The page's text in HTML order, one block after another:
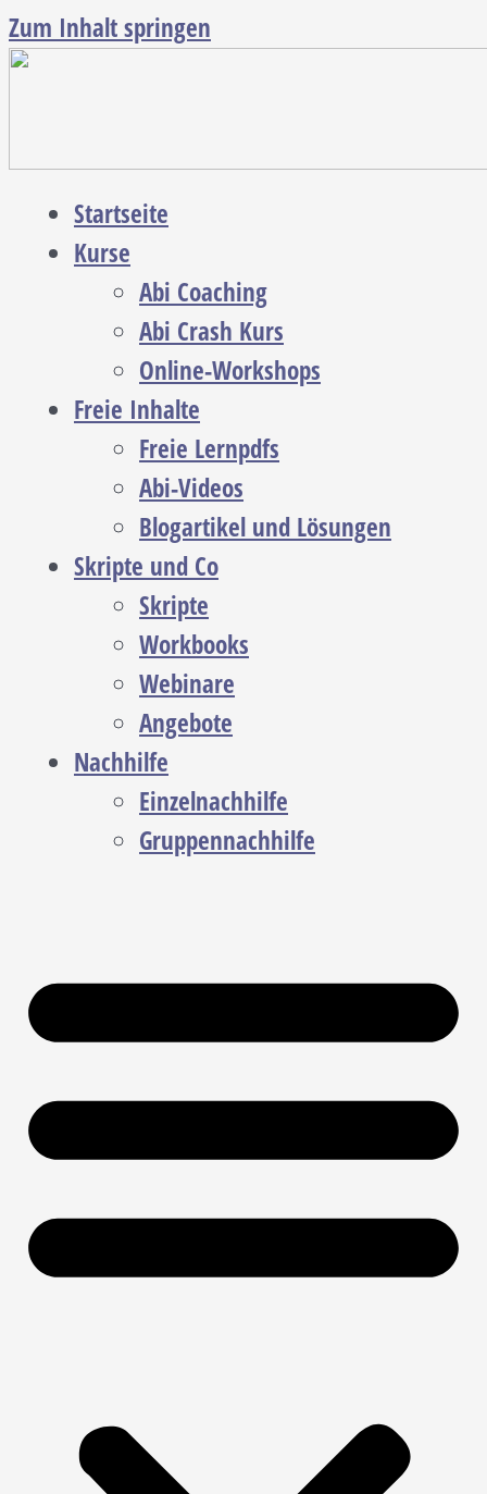
Zum Inhalt springen
Startseite
Kurse
Abi Coaching
Abi Crash Kurs
Online-Workshops
Freie Inhalte
Freie Lernpdfs
Abi-Videos
Blogartikel und Lösungen
Skripte und Co
Skripte
Workbooks
Webinare
Angebote
Nachhilfe
Einzelnachhilfe
Gruppennachhilfe